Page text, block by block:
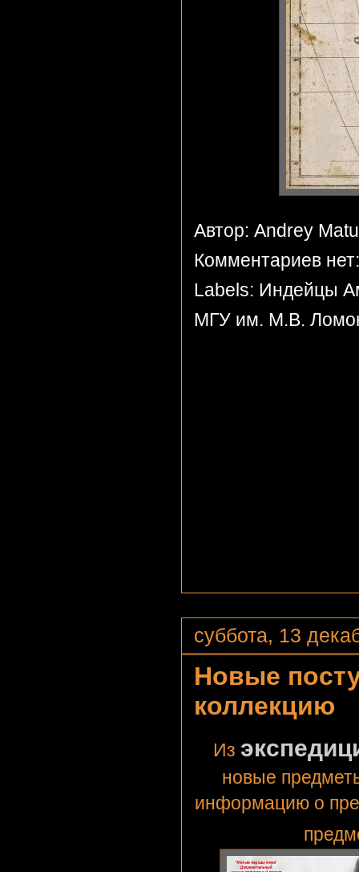
Автор: Andrey
Комментариев
Labels: Индейцы
МГУ им. М.В.
суббота, 13
Новые
коллекцию
Из
новые
информацию о